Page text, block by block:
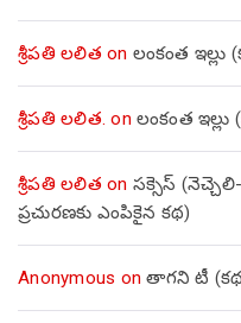
శ్రీపతి లలిత on లంకంత ఇల్లు
శ్రీపతి లలిత. on లంకంత ఇల్లు
శ్రీపతి లలిత on సక్సెస్
ప్రచురణకు ఎంపికైన కథ)
Anonymous onతాగని టీ